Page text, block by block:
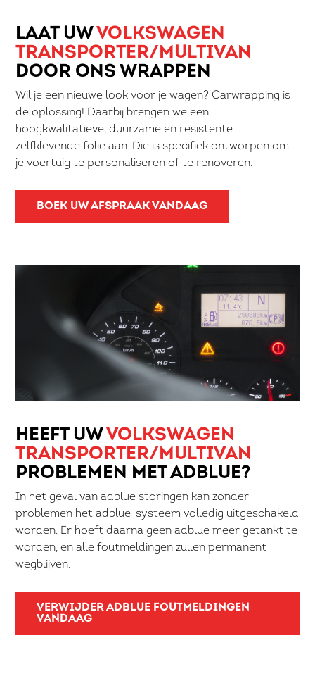
LAAT UWVOLKSWAGEN
TRANSPORTER/MULTIVAN
DOOR ONS WRAPPEN
Wil je een nieuwe look voor je wagen? Carwrapping is
de oplossing! Daarbij brengen we een
hoogkwalitatieve, duurzame en resistente
zelfklevende folie aan. Die is specifiek ontworpen om
je voertuig te personaliseren of te renoveren.
BOEK UW AFSPRAAK VANDAAG
HEEFT UWVOLKSWAGEN
TRANSPORTER/MULTIVAN
PROBLEMEN MET ADBLUE?
In het geval van adblue storingen kan zonder
problemen het adblue-systeem volledig uitgeschakeld
worden. Er hoeft daarna geen adblue meer getankt te
worden, en alle foutmeldingen zullen permanent
wegblijven.
VERWIJDER ADBLUE FOUTMELDINGEN
VANDAAG